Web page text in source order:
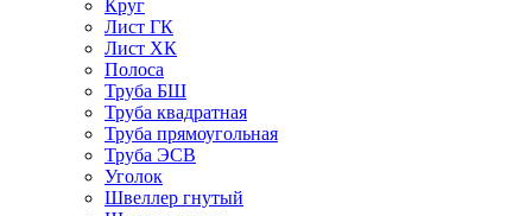
Круг
Лист ГК
Лист ХК
Полоса
Труба БШ
Труба квадратная
Труба прямоугольная
Труба ЭСВ
Уголок
Швеллер гнутый